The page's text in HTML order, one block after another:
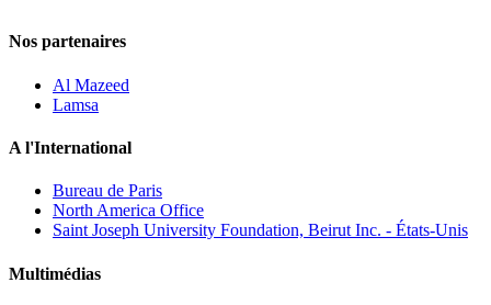
Nos partenaires
Al Mazeed
Lamsa
A l'International
Bureau de Paris
North America Office
Saint Joseph University Foundation, Beirut Inc. - États-Unis
Multimédias